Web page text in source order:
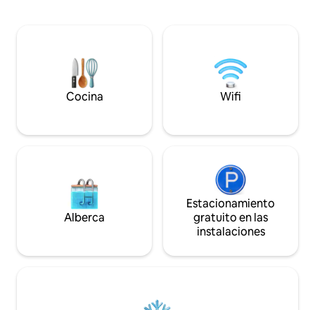
se agrega un cargo de limpieza de $10.
Gallinas de la pradera y terneros en la
primavera. SIN TARIFAS, solo
tarifas/impuestos de Airbnb.
de acceso de
cabaña no tiene
de internet… ¡Esa
Cocina Wifi
Alberca
Estacionamiento
gratuito en las
instalaciones